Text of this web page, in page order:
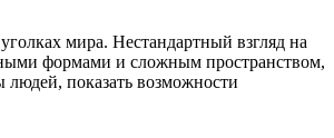
мира. Нестандартный взгляд на
формами и сложным пространством,
показать возможности